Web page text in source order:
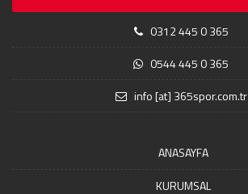
0312 445 0 365
0544 445 0 365
info [at] 365spor.com.tr
ANASAYFA
KURUMSAL